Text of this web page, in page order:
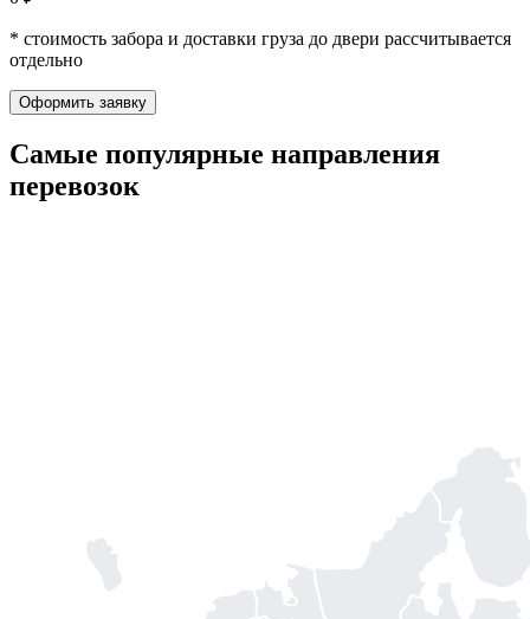
* стоимость забора и доставки груза до двери рассчитывается
отдельно
Оформить заявку
Самые популярные направления
перевозок